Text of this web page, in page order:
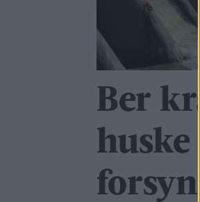
Ber
huske